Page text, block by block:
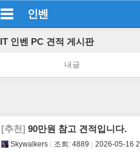
인벤
IT 인벤 PC 견적 게시판
내글
[추천] 90만원 참고 견적입니다.
Skywalkers 조회: 4889 2026-05-16